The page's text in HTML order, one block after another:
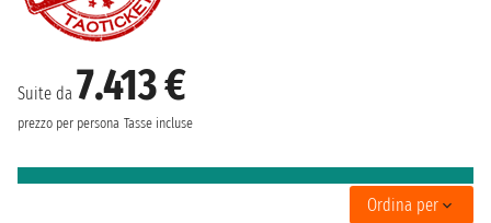
Suite da 7.413 €
prezzo per persona Tasse incluse
Ordina per